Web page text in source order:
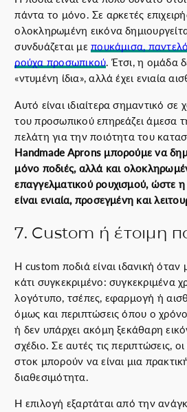
πάντα το μόνο. Σε αρκετές
ολοκληρωμένη εικόνα
συνδυάζεται μεπουκάμισα,
ρούχα προσωπικού. Έτσι, η ομάδα
«ντυμένη ίδια», αλλά έχει ενιαία
Αυτό είναι ιδιαίτερα σημαντικό
του προσωπικού επηρεάζει άμεσα
πελάτη για την ποιότητα του
Handmade Aprons μπορούμε να
μόνο ποδιές, αλλά και
επαγγελματικού ρουχισμού, ώστε
είναι ενιαία, προσεγμένη και
7. Custom ή έτοιμη
Η custom ποδιά είναι ιδανική όταν
κάτι συγκεκριμένο: συγκεκριμένα
λογότυπο, τσέπες, εφαρμογή ή
όμως και περιπτώσεις όπου ο
ή δεν υπάρχει ακόμη ξεκάθαρη
σχέδιο. Σε αυτές τις περιπτώσεις,
στοκ μπορούν να είναι μια
διαθεσιμότητα.
Η επιλογή εξαρτάται από την